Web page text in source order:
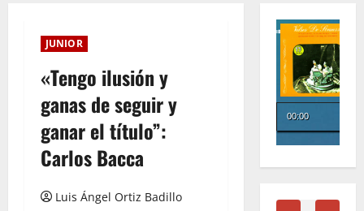
JUNIOR
«Tengo ilusión y
ganas de seguir y
ganar el título”:
Carlos Bacca
Luis Ángel Ortiz Badillo